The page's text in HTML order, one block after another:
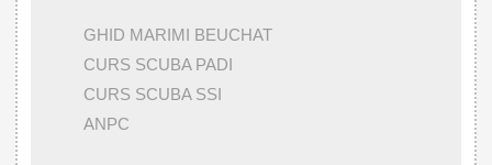
GHID MARIMI BEUCHAT
CURS SCUBA PADI
CURS SCUBA SSI
ANPC